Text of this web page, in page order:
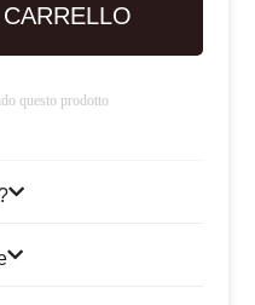
questo prodotto